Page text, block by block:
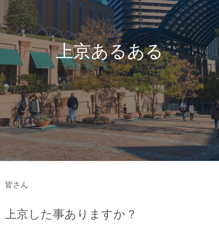
上京あるある
皆さん
上京した事ありますか？